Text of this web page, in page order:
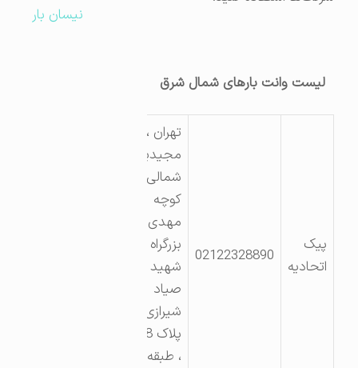
لیست وانت بارهای شمال شرق
اتحادیه
02122328890
تهران ،
مجیدیه
شمالی ،
کوچه
مهدی ،
بزرگراه
شهید
صیاد
شیرازی ،
پلاک 138
، طبقه زیر
نیسان بار